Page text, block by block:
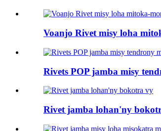
Voanjo Rivet misy loha
Rivets POP jamba misy
Rivet jamba lohan'ny